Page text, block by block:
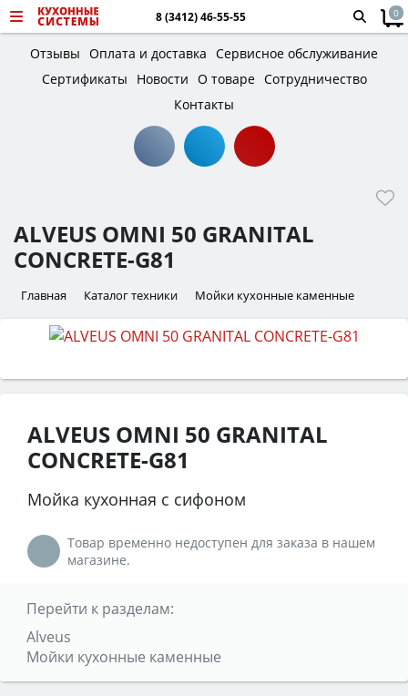
8 (3412) 46-55-55 0
Отзывы Оплата и доставка Сервисное обслуживание
Сертификаты
Новости О товаре Сотрудничество
Контакты
ALVEUS OMNI 50 GRANITAL
CONCRETE-G81
Главная Каталог техники Мойки кухонные каменные
ALVEUS OMNI 50 GRANITAL
CONCRETE-G81
Мойка кухонная с сифоном
Товар временно недоступен для заказа в нашем
магазине.
Перейти к разделам:
Alveus
Мойки кухонные каменные